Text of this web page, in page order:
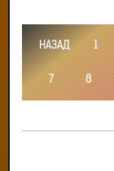
НАЗАД 1
7 8